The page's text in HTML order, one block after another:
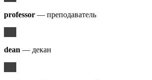
professor — преподаватель
dean — декан